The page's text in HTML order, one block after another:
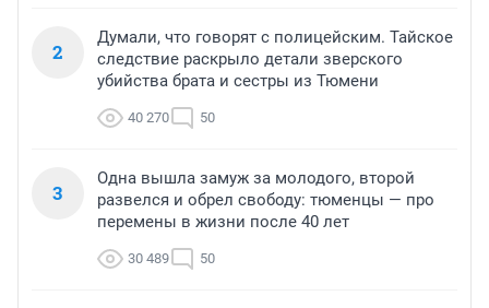
2
Думали, что говорят с полицейским. Тайское
следствие раскрыло детали зверского
убийства брата и сестры из Тюмени
40 270 50
3
Одна вышла замуж за молодого, второй
развелся и обрел свободу: тюменцы — про
перемены в жизни после 40 лет
30 489 50